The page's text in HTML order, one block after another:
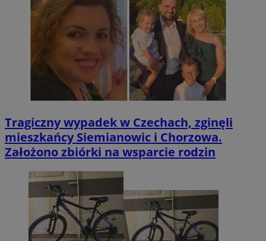
Tragiczny wypadek w Czechach, zginęli
mieszkańcy Siemianowic i Chorzowa.
Założono zbiórki na wsparcie rodzin